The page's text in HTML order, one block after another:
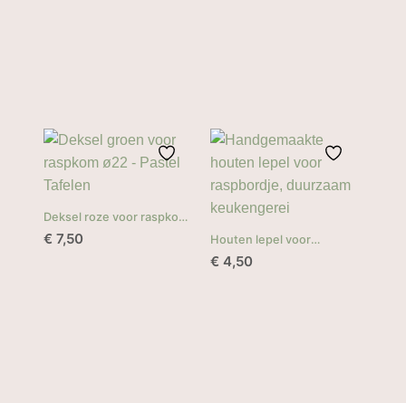
Deksel roze voor raspkom
ø19
€ 7,50
Houten lepel voor
raspbordjes
€ 4,50